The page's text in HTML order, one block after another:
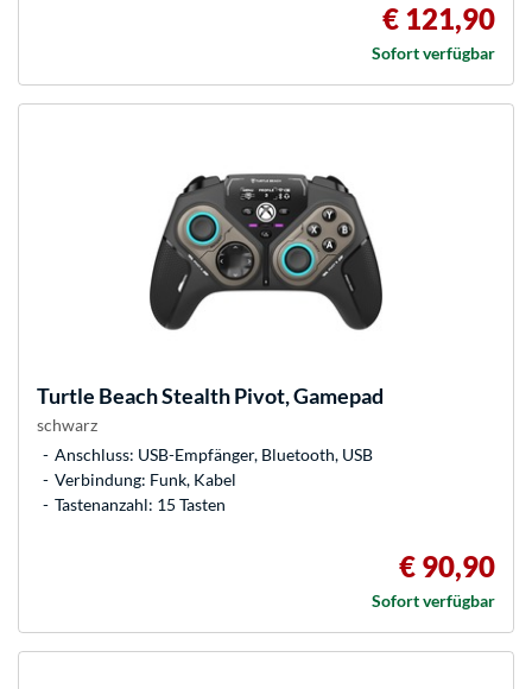
€ 121,90
Sofort verfügbar
Turtle BeachStealth Pivot, Gamepad
schwarz
Anschluss: USB-Empfänger, Bluetooth, USB
Verbindung: Funk, Kabel
Tastenanzahl: 15 Tasten
€ 90,90
Sofort verfügbar